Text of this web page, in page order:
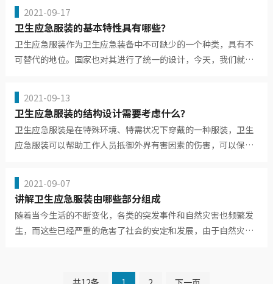
2021-09-17
卫生应急服装的基本特性具有哪些？
卫生应急服装作为卫生应急装备中不可缺少的一个种类，具有不
可替代的地位。国家也对其进行了统一的设计，今天，我们就来
2021-09-13
卫生应急服装的结构设计需要考虑什么？
卫生应急服装‍是在特殊环境、特需状况下穿戴的一种服装，卫生
应急服装‍可以帮助工作人员抵御外界有害因素的伤害，可以保障
2021-09-07
讲解卫生应急服装由哪些部分组成
随着当今生活的不断变化，各类的突发事件和自然灾害也频繁发
生，而这些已经严重的危害了社会的安定和发展，由于自然灾害